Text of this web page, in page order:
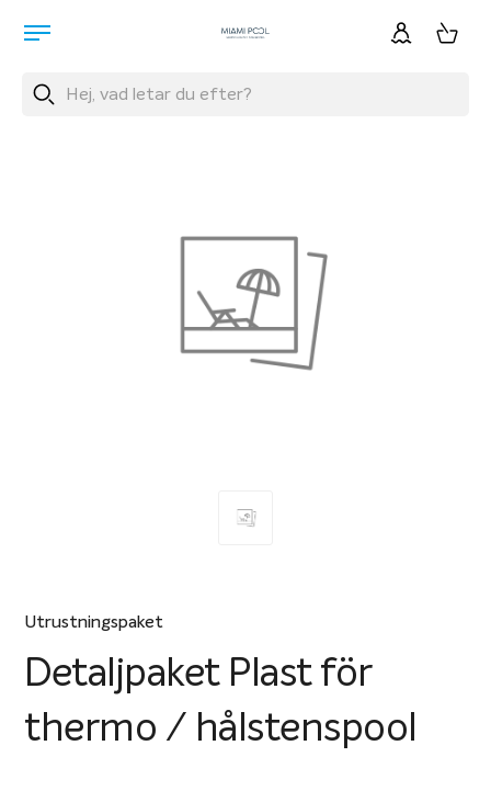
Utrustningspaket
Detaljpaket Plast för
thermo / hålstenspool